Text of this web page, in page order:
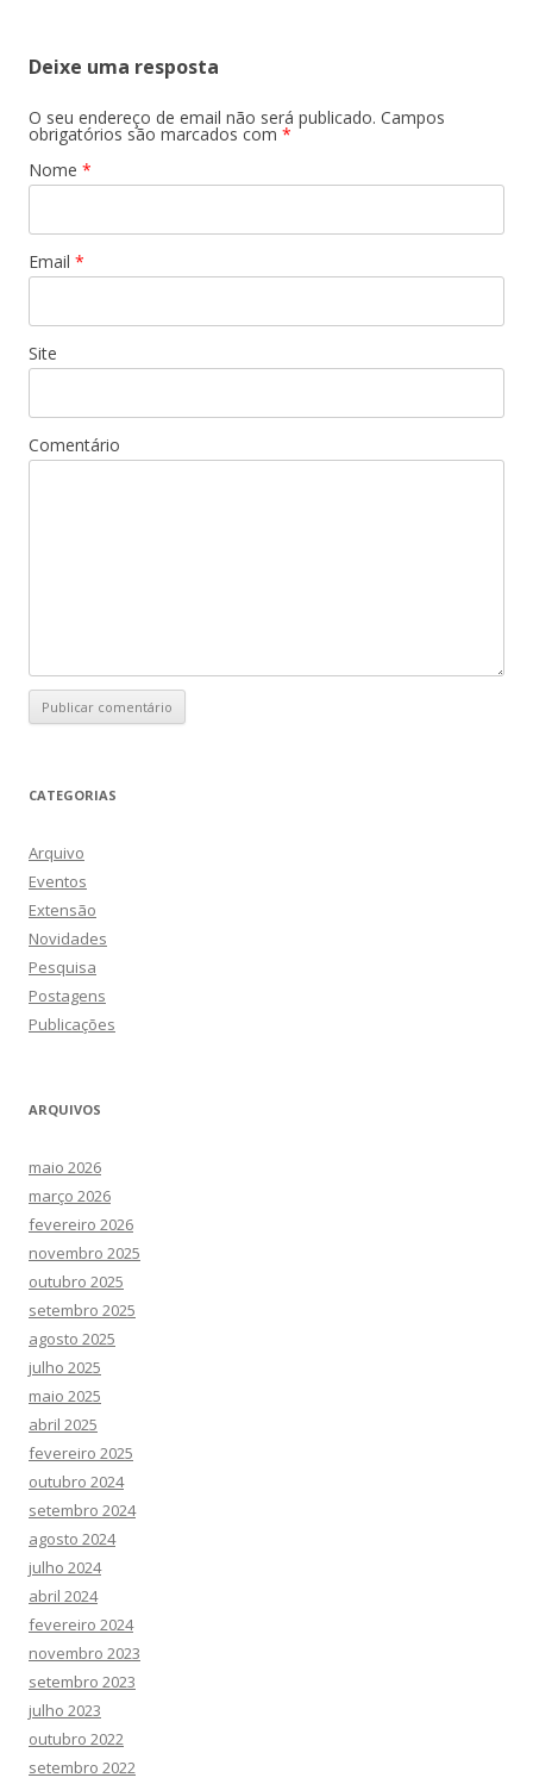
Deixe uma resposta
O seu endereço de email não será publicado. Campos
obrigatórios são marcados com *
Nome *
Email *
Site
Comentário
CATEGORIAS
Arquivo
Eventos
Extensão
Novidades
Pesquisa
Postagens
Publicações
ARQUIVOS
maio 2026
março 2026
fevereiro 2026
novembro 2025
outubro 2025
setembro 2025
agosto 2025
julho 2025
maio 2025
abril 2025
fevereiro 2025
outubro 2024
setembro 2024
agosto 2024
julho 2024
abril 2024
fevereiro 2024
novembro 2023
setembro 2023
julho 2023
outubro 2022
setembro 2022